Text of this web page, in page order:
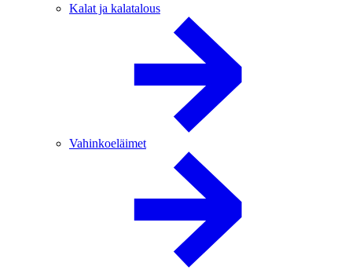
Kalat ja kalatalous
Vahinkoeläimet